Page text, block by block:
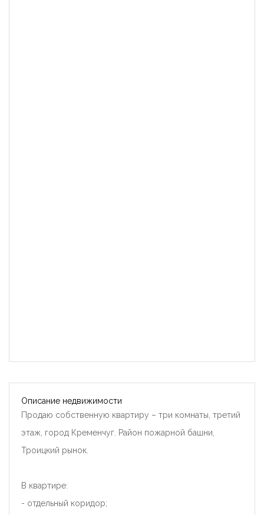
Описание недвижимости
Продаю собственную квартиру – три комнаты, третий
этаж, город Кременчуг. Район пожарной башни,
Троицкий рынок.
В квартире:
- отдельный коридор;